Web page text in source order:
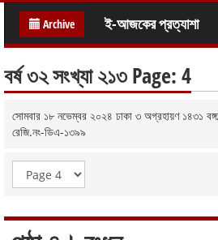
Archive ই-আজকের প্রত্যাশা
বর্ষ ৩২ সংখ্যা ২১৩ Page: 4
সোমবার ১৮ নভেম্বর ২০২৪ ঢাকা ৩ অগ্রহায়ণ ১৪৩১
রেজি.নং-ডিএ-১৩৯৯